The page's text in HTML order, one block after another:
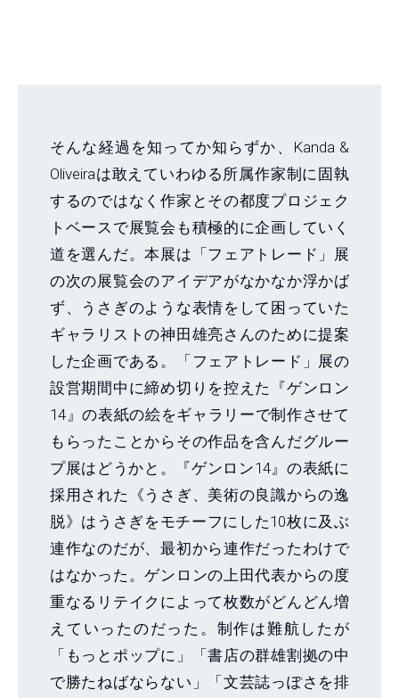
そんな経過を知ってか知らずか、Kanda &
Oliveiraは敢えていわゆる所属作家制に固執
するのではなく作家とその都度プロジェク
トベースで展覧会も積極的に企画していく
道を選んだ。本展は「フェアトレード」展
の次の展覧会のアイデアがなかなか浮かば
ず、うさぎのような表情をして困っていた
ギャラリストの神田雄亮さんのために提案
した企画である。「フェアトレード」展の
設営期間中に締め切りを控えた『ゲンロン
14』の表紙の絵をギャラリーで制作させて
もらったことからその作品を含んだグルー
プ展はどうかと。『ゲンロン14』の表紙に
採用された《うさぎ、美術の良識からの逸
脱》はうさぎをモチーフにした10枚に及ぶ
連作なのだが、最初から連作だったわけで
はなかった。ゲンロンの上田代表からの度
重なるリテイクによって枚数がどんどん増
えていったのだった。制作は難航したが
「もっとポップに」「書店の群雄割拠の中
で勝たねばならない」「文芸誌っぽさを排